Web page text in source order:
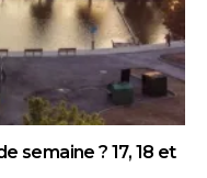
semaine ? 17, 18 et